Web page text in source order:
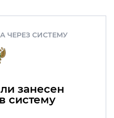
ЧЕРЕЗ СИСТЕМУ
занесен
систему